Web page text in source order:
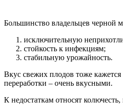
Большинство владельцев черной
исключительную
стойкость к инфекциям;
стабильную урожайность.
Вкус свежих плодов тоже
переработки – очень вкусными.
К недостаткам относят